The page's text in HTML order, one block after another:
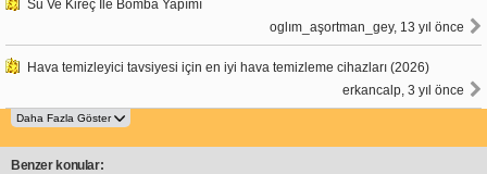
Su Ve Kireç İle Bomba Yapımı
oglım_aşortman_gey, 13 yıl önce
Hava temizleyici tavsiyesi için en iyi hava temizleme cihazları (2026)
erkancalp, 3 yıl önce
Benzer konular: